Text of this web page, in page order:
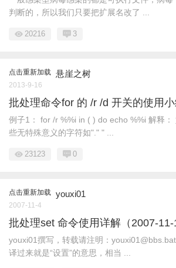
判断的，所以我们只要把扩展名改了 ...
20216 3
点击重新加载 悬崖之树
2013-9-16
批处理命令for 的 /r /d 开关的使用
例子1： for /r %%i in ( ) do echo %%i 解释：
些无特殊意义的字符如"." " ...
23123 0
点击重新加载 youxi01
2007-11-4
批处理set 命令使用详解（2007-11-
youxi01撰写，转载请注明：
译过来就是“设置”的意思，相当 ...